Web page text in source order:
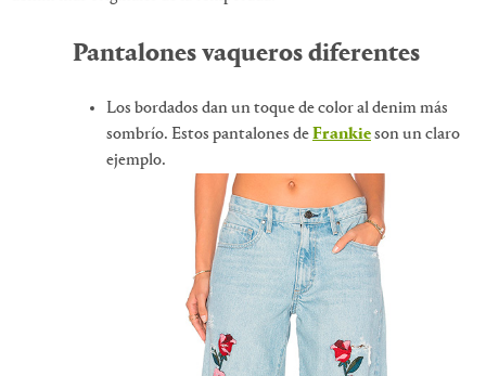
Pantalones vaqueros diferentes
Los bordados dan un toque de color al denim más
sombrío. Estos pantalones deFrankieson un claro
ejemplo.